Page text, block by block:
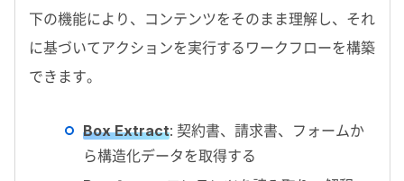
下の機能により、コンテンツをそのまま理解し、それ
に基づいてアクションを実行するワークフローを構築
できます。
Box Extract: 契約書、請求書、フォームか
ら構造化データを取得する